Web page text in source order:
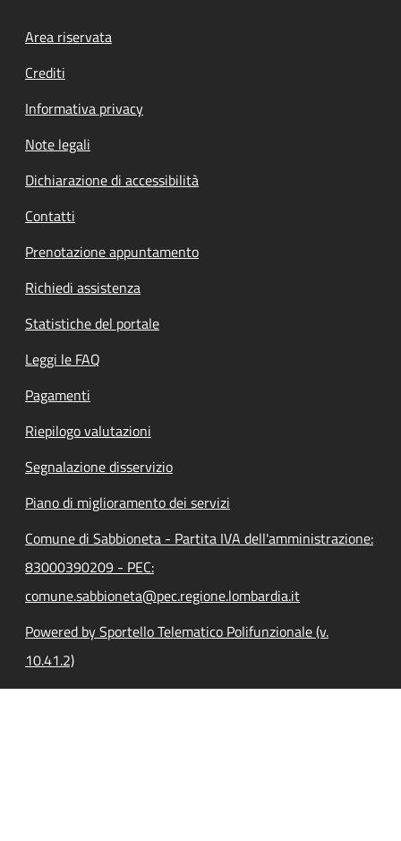
Footer menu
Area riservata
Crediti
Informativa privacy
Note legali
Dichiarazione di accessibilità
Contatti
Prenotazione appuntamento
Richiedi assistenza
Statistiche del portale
Leggi le FAQ
Pagamenti
Riepilogo valutazioni
Segnalazione disservizio
Piano di miglioramento dei servizi
Comune di Sabbioneta - Partita IVA dell'amministrazione:
83000390209 - PEC:
comune.sabbioneta@pec.regione.lombardia.it
Powered by Sportello Telematico Polifunzionale (v.
10.41.2)